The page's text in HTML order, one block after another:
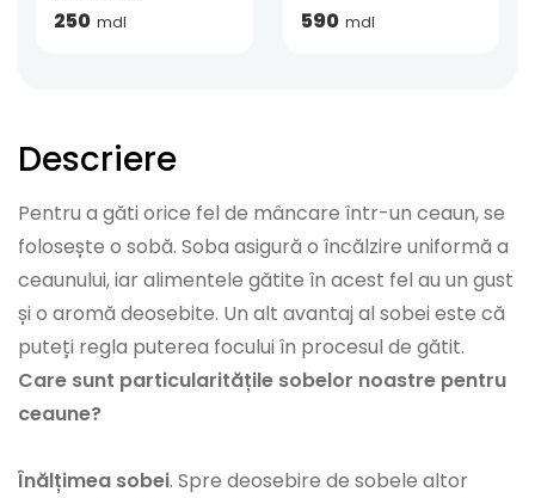
250 mdl 590 mdl
Descriere
Pentru a găti orice fel de mâncare într-un ceaun, se
folosește o sobă. Soba asigură o încălzire uniformă a
ceaunului, iar alimentele gătite în acest fel au un gust
și o aromă deosebite. Un alt avantaj al sobei este că
puteți regla puterea focului în procesul de gătit.
Care sunt particularitățile sobelor noastre pentru
ceaune?
Înălțimea sobei. Spre deosebire de sobele altor